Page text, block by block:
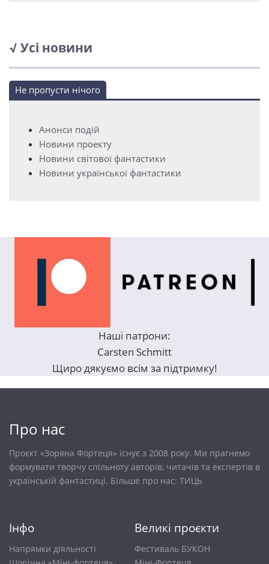
√ Усі новини
Не пропусти нічого
Анонси подій
Новини проекту
Новини світової фантастики
Новини української фантастики
Наші патрони:
Carsten Schmitt
Щиро дякуємо всім за підтримку!
Про нас
Проєкт «Зоряна Фортеця» існує з 2008 року. Ми прагнемо
формувати творчу спільноту авторів, читачів та експертів в
українській фантастиці. Більше про нас: ТИЦЬ
Інфо
Напрямки діяльності
Великі проєкти
Фестиваль БУКОН